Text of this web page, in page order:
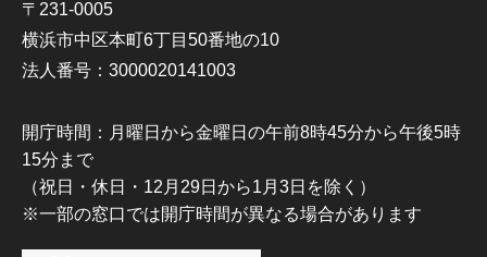
〒231-0005
横浜市中区本町6丁目50番地の10
法人番号：3000020141003
開庁時間：月曜日から金曜日の午前8時45分から午後5時
15分まで
（祝日・休日・12月29日から1月3日を除く）
※一部の窓口では開庁時間が異なる場合があります